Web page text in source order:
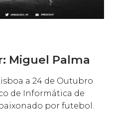
Miguel Palma
a 24 de Outubro
de Informática de
por futebol.